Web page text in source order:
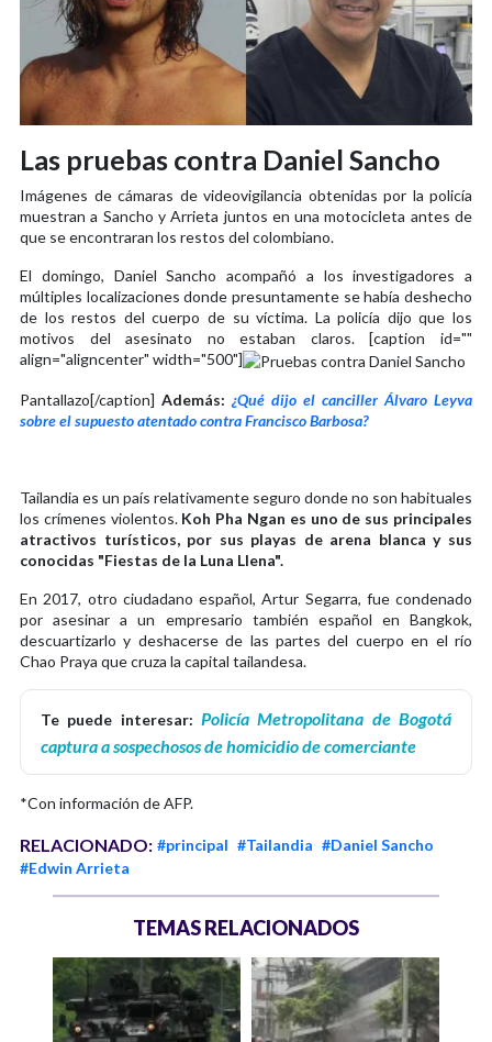
Las pruebas contra Daniel Sancho
Imágenes de cámaras de videovigilancia obtenidas por la policía
muestran a Sancho y Arrieta juntos en una motocicleta antes de
que se encontraran los restos del colombiano.
El domingo, Daniel Sancho acompañó a los investigadores a
múltiples localizaciones donde presuntamente se había deshecho
de los restos del cuerpo de su víctima. La policía dijo que los
motivos del asesinato no estaban claros. [caption id=""
align="aligncenter" width="500"]
Pantallazo[/caption] Además: ¿Qué dijo el canciller Álvaro Leyva
sobre el supuesto atentado contra Francisco Barbosa?
Tailandia es un país relativamente seguro donde no son habituales
los crímenes violentos. Koh Pha Ngan es uno de sus principales
atractivos turísticos, por sus playas de arena blanca y sus
conocidas "Fiestas de la Luna Llena".
En 2017, otro ciudadano español, Artur Segarra, fue condenado
por asesinar a un empresario también español en Bangkok,
descuartizarlo y deshacerse de las partes del cuerpo en el río
Chao Praya que cruza la capital tailandesa.
Te puede interesar: Policía Metropolitana de Bogotá
captura a sospechosos de homicidio de comerciante
*Con información de AFP.
RELACIONADO: #principal #Tailandia #Daniel Sancho
#Edwin Arrieta
TEMAS RELACIONADOS